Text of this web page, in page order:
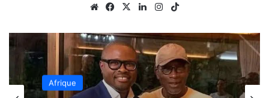
WebsiteFacebook
X LinkedinInstagram
Afrique